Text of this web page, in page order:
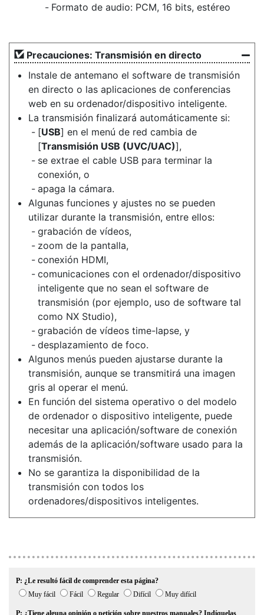
Formato de audio: PCM, 16 bits, estéreo
Precauciones: Transmisión en directo
Instale de antemano el software de transmisión
en directo o las aplicaciones de conferencias
web en su ordenador/dispositivo inteligente.
La transmisión finalizará automáticamente si:
[USB] en el menú de red cambia de
[Transmisión USB (UVC/UAC)],
se extrae el cable USB para terminar la
conexión, o
apaga la cámara.
Algunas funciones y ajustes no se pueden
utilizar durante la transmisión, entre ellos:
grabación de vídeos,
zoom de la pantalla,
conexión HDMI,
comunicaciones con el ordenador/dispositivo
inteligente que no sean el software de
transmisión (por ejemplo, uso de software tal
como NX Studio),
grabación de vídeos time-lapse, y
desplazamiento de foco.
Algunos menús pueden ajustarse durante la
transmisión, aunque se transmitirá una imagen
gris al operar el menú.
En función del sistema operativo o del modelo
de ordenador o dispositivo inteligente, puede
necesitar una aplicación/software de conexión
además de la aplicación/software usado para la
transmisión.
No se garantiza la disponibilidad de la
transmisión con todos los
ordenadores/dispositivos inteligentes.